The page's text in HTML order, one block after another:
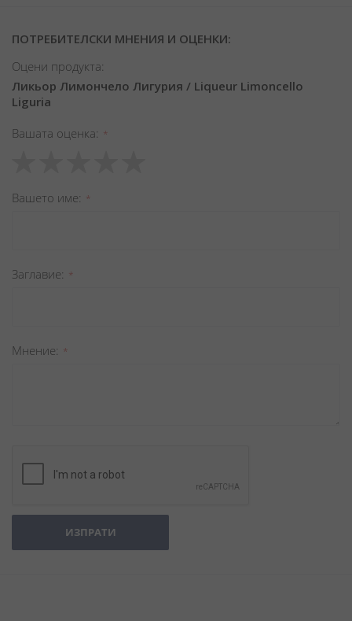
ПОТРЕБИТЕЛСКИ МНЕНИЯ И ОЦЕНКИ:
Оцени продукта:
Ликьор Лимончело Лигурия / Liqueur Limoncello
Liguria
Вашата оценка
star
stars
stars
stars
stars
Вашето име
Заглавиe
Мнение
ИЗПРАТИ